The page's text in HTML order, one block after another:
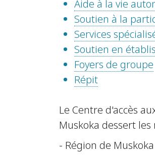
Aide à la vie
Soutien à la
Services
Soutien en
Foyers de groupe
Répit
Le Centre d'accès
Muskoka dessert
- Région de Muskoka